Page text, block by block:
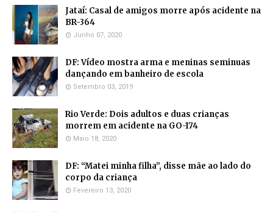
Jataí: Casal de amigos morre após acidente na
BR-364
Junho 07, 2020
DF: Vídeo mostra arma e meninas seminuas
dançando em banheiro de escola
Setembro 03, 2019
Rio Verde: Dois adultos e duas crianças
morrem em acidente na GO-174
Maio 18, 2020
DF: “Matei minha filha”, disse mãe ao lado do
corpo da criança
Fevereiro 13, 2020